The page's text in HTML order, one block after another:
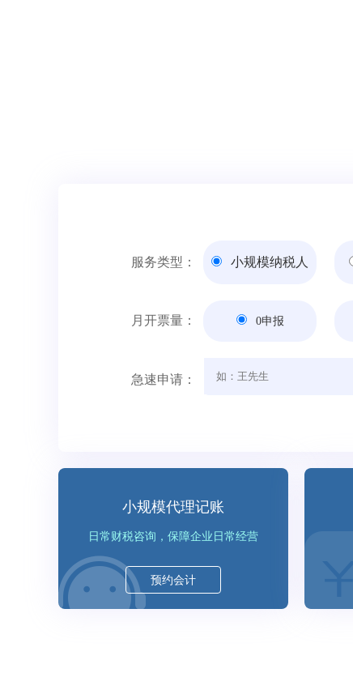
服务类型： 小规模纳税人
月开票量： 0申报
急速申请：
小规模代理记账
日常财税咨询，保障企业日常经营
预约会计